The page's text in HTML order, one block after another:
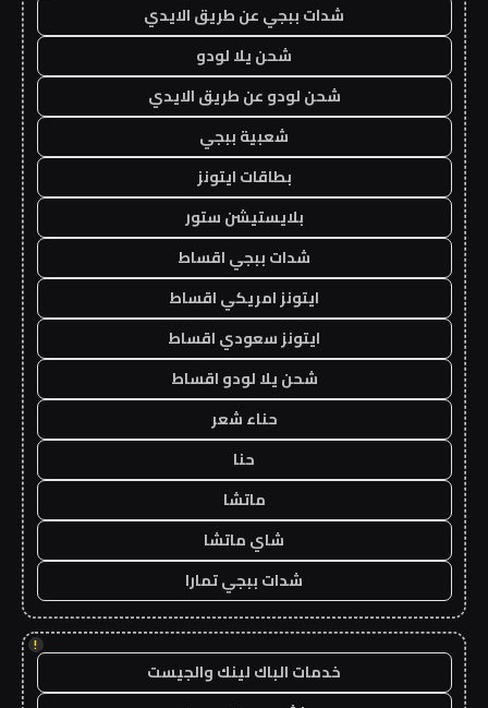
شدات ببجي عن طريق الايدي
شحن يلا لودو
شحن لودو عن طريق الايدي
شعبية ببجي
بطاقات ايتونز
بلايستيشن ستور
شدات ببجي اقساط
ايتونز امريكي اقساط
ايتونز سعودي اقساط
شحن يلا لودو اقساط
حناء شعر
حنا
ماتشا
شاي ماتشا
شدات ببجي تمارا
!
خدمات الباك لينك والجيست